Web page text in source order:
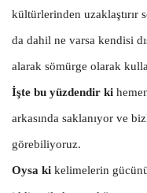
kültürlerinden uzaklaştırır
da dahil ne varsa kendisi
alarak sömürge olarak
İşte bu yüzdendir ki
arkasında saklanıyor ve
görebiliyoruz.
Oysa ki kelimelerin